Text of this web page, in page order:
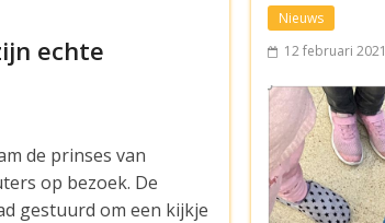
echte
de prinses van
op bezoek. De
gestuurd om een kijkje
Nieuws
12 februari 2021